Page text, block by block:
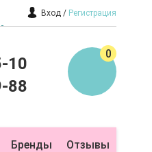
Вход Регистрация
10
88
0
Бренды Отзывы